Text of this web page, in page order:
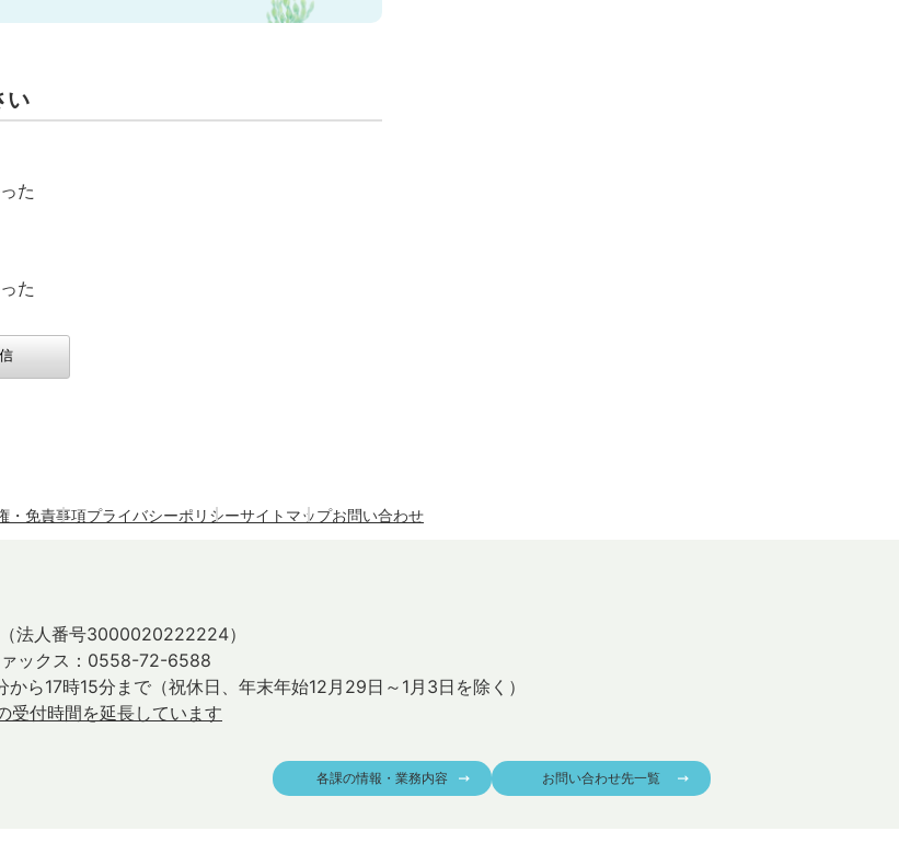
い
た
た
・免責事項プライバシーポリシーサイトマップお問い合わせ
（法人番号3000020222224）
ックス：0558-72-6588
から17時15分まで （祝休日、年末年始12月29日～1月3日を除く）
受付時間を延長しています
各課の情報・業務内容 お問い合わせ先一覧